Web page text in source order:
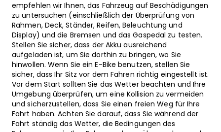
empfehlen wir Ihnen, das Fahrzeug auf Beschädigungen
zu untersuchen (einschließlich der Überprüfung von
Rahmen, Deck, Ständer, Reifen, Beleuchtung und
Display) und die Bremsen und das Gaspedal zu testen.
Stellen Sie sicher, dass der Akku ausreichend
aufgeladen ist, um Sie dorthin zu bringen, wo Sie
hinwollen. Wenn Sie ein E-Bike benutzen, stellen Sie
sicher, dass Ihr Sitz vor dem Fahren richtig eingestellt ist.
Vor dem Start sollten Sie das Wetter beachten und Ihre
Umgebung überprüfen, um eine Kollision zu vermeiden
und sicherzustellen, dass Sie einen freien Weg für Ihre
Fahrt haben. Achten Sie darauf, dass Sie während der
Fahrt ständig das Wetter, die Bedingungen des